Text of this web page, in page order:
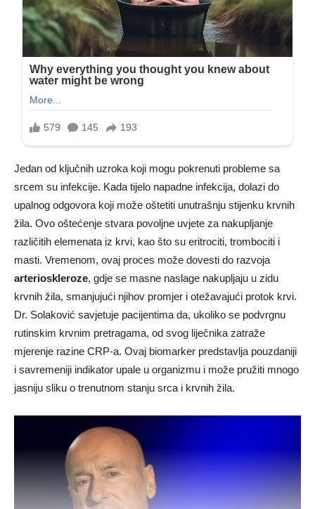
Jedan od ključnih uzroka koji mogu pokrenuti probleme sa
srcem su infekcije. Kada tijelo napadne infekcija, dolazi do
upalnog odgovora koji može oštetiti unutrašnju stijenku krvnih
žila. Ovo oštećenje stvara povoljne uvjete za nakupljanje
različitih elemenata iz krvi, kao što su eritrociti, trombociti i
masti. Vremenom, ovaj proces može dovesti do razvoja
arterioskleroze, gdje se masne naslage nakupljaju u zidu
krvnih žila, smanjujući njihov promjer i otežavajući protok krvi.
Dr. Solaković savjetuje pacijentima da, ukoliko se podvrgnu
rutinskim krvnim pretragama, od svog liječnika zatraže
mjerenje razine CRP-a. Ovaj biomarker predstavlja pouzdaniji
i savremeniji indikator upale u organizmu i može pružiti mnogo
jasniju sliku o trenutnom stanju srca i krvnih žila.